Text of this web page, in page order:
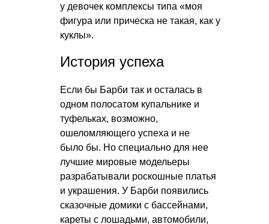
у девочек комплексы типа «моя
фигура или прическа не такая, как у
куклы».
История успеха
Если бы Барби так и осталась в
одном полосатом купальнике и
туфельках, возможно,
ошеломляющего успеха и не
было бы. Но специально для нее
лучшие мировые модельеры
разрабатывали роскошные платья
и украшения. У Барби появились
сказочные домики с бассейнами,
кареты с лошадьми, автомобили,